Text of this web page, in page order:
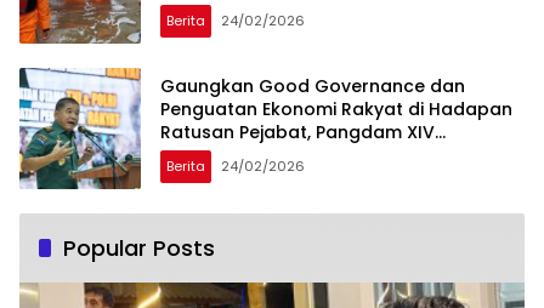
Berita 24/02/2026
Gaungkan Good Governance dan
Penguatan Ekonomi Rakyat di Hadapan
Ratusan Pejabat, Pangdam XIV
Hasanuddin Bilang Begini
Berita 24/02/2026
Popular Posts